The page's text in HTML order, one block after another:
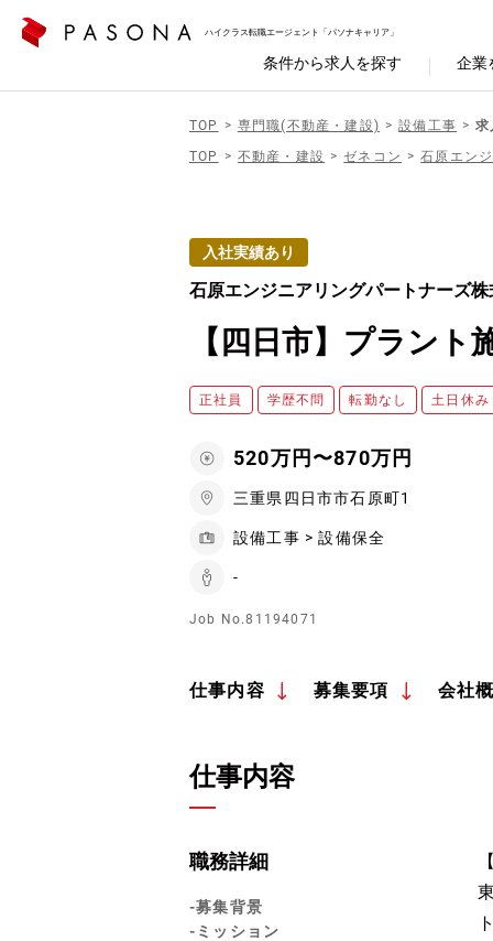
ハイクラス転職エージェント「パソナキャリア」
条件から求人を探す 企業
TOP 専門職(不動産・建設) 設備工事
求
TOP
不動産・建設 ゼネコン 石原エン
入社実績あり
石原エンジニアリングパートナーズ株
【四日市】プラント
正社員 学歴不問 転勤なし 土日休み
520万円〜870万円
三重県四日市市石原町1
設備工事 > 設備保全
-
Job No.81194071
仕事内容 募集要項 会社
仕事内容
職務詳細
-募集背景
-ミッション